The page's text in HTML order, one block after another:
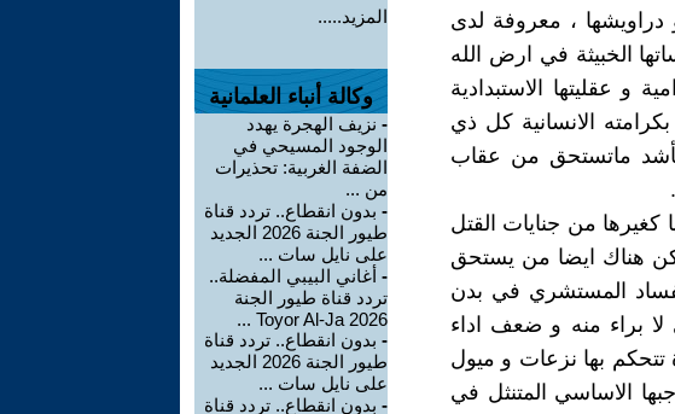
دراويشها ، معروفة لدى
الخبيثة في ارض الله
و عقليتها الاستبدادية
الانسانية كل ذي
ماتستحق من عقاب
كغيرها من جنايات القتل
لكن هناك ايضا من يستحق
المستشري في بدن
لا براء منه و ضعف اداء
تتحكم بها نزعات و ميول
الاساسي المتنثل في
المزيد.....
وكالة أنباء العلمانية
- نزيف الهجرة يهدد
الوجود المسيحي في
الضفة الغربية: تحذيرات
من ...
- بدون انقطاع.. تردد قناة
طيور الجنة 2026 الجديد
على نايل سات ...
- أغاني البيبي المفضلة..
تردد قناة طيور الجنة
2026 Toyor Al-Ja ...
- بدون انقطاع.. تردد قناة
طيور الجنة 2026 الجديد
على نايل سات ...
- بدون انقطاع.. تردد قناة